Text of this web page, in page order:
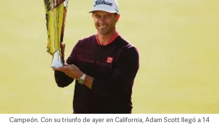
Campeón. Con su triunfo de ayer en California, Adam Scott llegó a 14